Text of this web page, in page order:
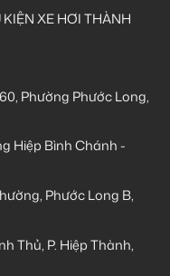
XE HƠI THÀNH
Phường Phước Long,
Hiệp Bình Chánh -
Phước Long B,
Thủ, P. Hiệp Thành,